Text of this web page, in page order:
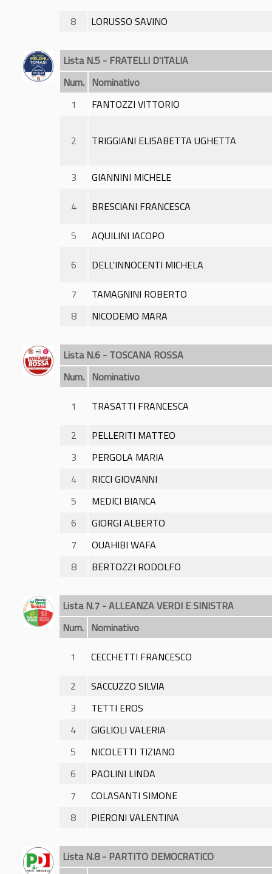
8
LORUSSO SAVINO
Lista N.5 - FRATELLI D'ITALIA
Num. Nominativo
1
FANTOZZI VITTORIO
2 TRIGGIANI ELISABETTA UGHETTA
3
GIANNINI MICHELE
4
BRESCIANI FRANCESCA
5
AQUILINI IACOPO
6
DELL'INNOCENTI MICHELA
7
TAMAGNINI ROBERTO
8
NICODEMO MARA
Lista N.6 - TOSCANA ROSSA
Num. Nominativo
1
TRASATTI FRANCESCA
2
PELLERITI MATTEO
3
PERGOLA MARIA
4
RICCI GIOVANNI
5
MEDICI BIANCA
6
GIORGI ALBERTO
7
OUAHIBI WAFA
8
BERTOZZI RODOLFO
Lista N.7 - ALLEANZA VERDI E SINISTRA
Num. Nominativo
1
CECCHETTI FRANCESCO
2
SACCUZZO SILVIA
3
TETTI EROS
4
GIGLIOLI VALERIA
5
NICOLETTI TIZIANO
6
PAOLINI LINDA
7
COLASANTI SIMONE
8
PIERONI VALENTINA
Lista N.8 - PARTITO DEMOCRATICO